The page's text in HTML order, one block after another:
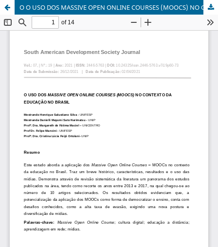
O O USO DOS MASSIVE OPEN ONLINE COURSES (MOOCS) NO CONTEXTO DA EDUCAÇÃO NO BRASIL